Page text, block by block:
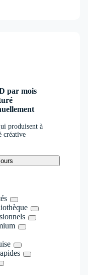
par mois
produisent à
créative